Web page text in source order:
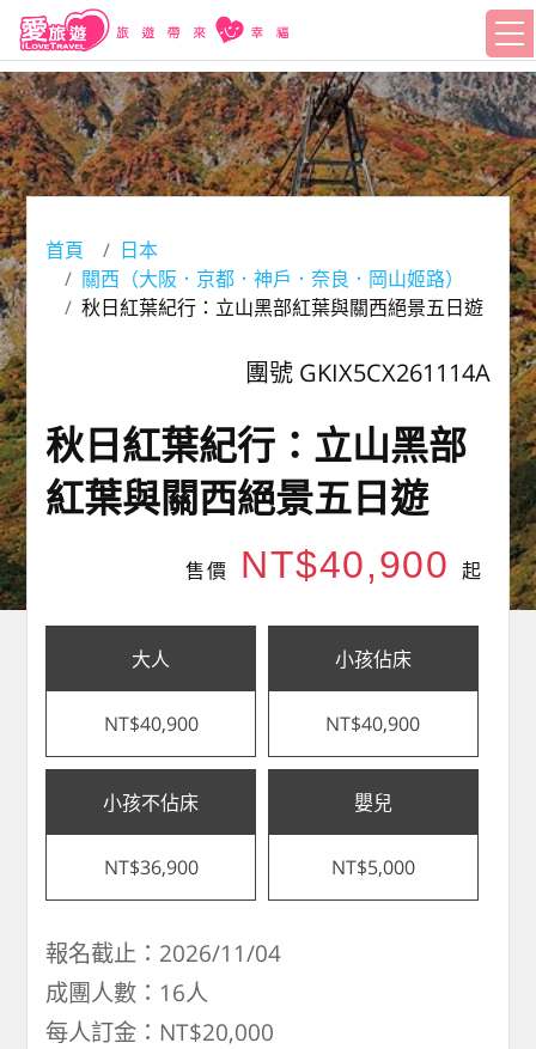
首頁
日本
關西（大阪．京都．神戶．奈良．岡山姬路）
秋日紅葉紀行：立山黑部紅葉與關西絕景五日遊
團號 GKIX5CX261114A
秋日紅葉紀行：立山黑部
紅葉與關西絕景五日遊
售價 NT$40,900 起
大人
NT$40,900
小孩佔床
NT$40,900
小孩不佔床
NT$36,900
嬰兒
NT$5,000
報名截止：2026/11/04
成團人數：16人
每人訂金：NT$20,000